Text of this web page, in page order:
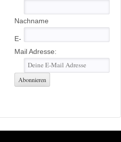
Nachname
E-
Mail Adresse: